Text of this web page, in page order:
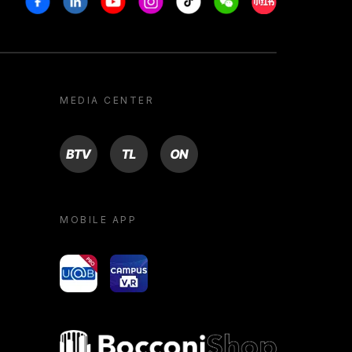
MEDIA CENTER
BTV TL ON
MOBILE APP
yoU@B Campus VR
Bocconi shop